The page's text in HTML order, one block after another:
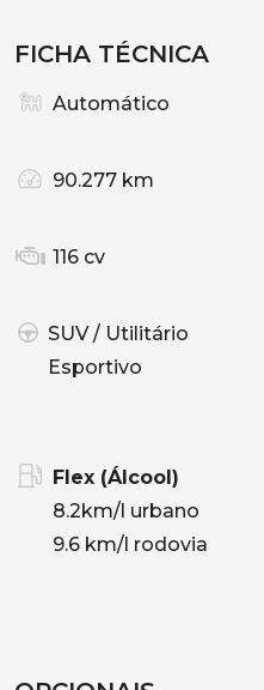
FICHA TÉCNICA
Automático
90.277 km
116 cv
SUV / Utilitário
Esportivo
Flex (Álcool)
8.2km/l urbano
9.6 km/l rodovia